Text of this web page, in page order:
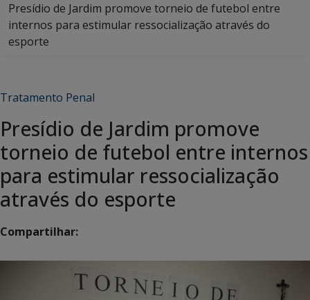
Presídio de Jardim promove torneio de futebol entre
internos para estimular ressocialização através do
esporte
Tratamento Penal
Presídio de Jardim promove
torneio de futebol entre internos
para estimular ressocialização
através do esporte
Compartilhar: